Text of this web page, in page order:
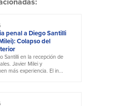
penal a Diego Santilli
Colapso del
Santilli en la recepción de
Javier Milei y
más experiencia. El in...